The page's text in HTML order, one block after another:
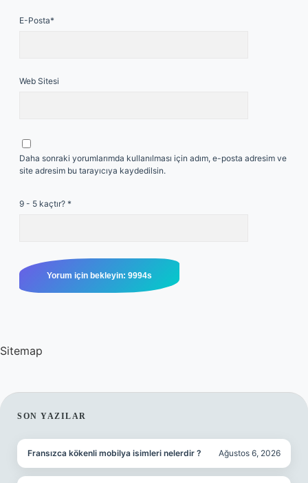
E-Posta*
Web Sitesi
Daha sonraki yorumlarımda kullanılması için adım, e-posta adresim ve
site adresim bu tarayıcıya kaydedilsin.
9 - 5 kaçtır? *
Sitemap
SIDEBAR
SON YAZILAR
Fransızca kökenli mobilya isimleri nelerdir ? Ağustos 6, 2026